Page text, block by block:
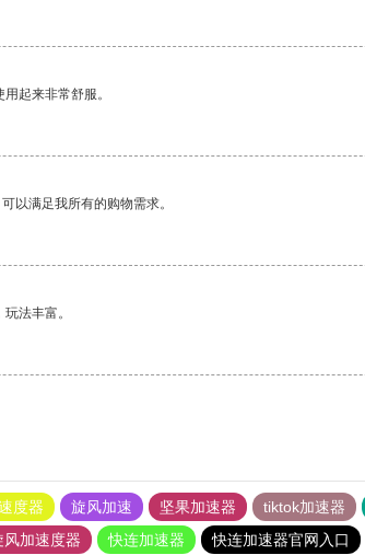
起来非常舒服。
以满足我所有的购物需求。
法丰富。
度器 旋风加速 坚果加速器 tiktok加速器
风加速度器 快连加速器 快连加速器官网入口